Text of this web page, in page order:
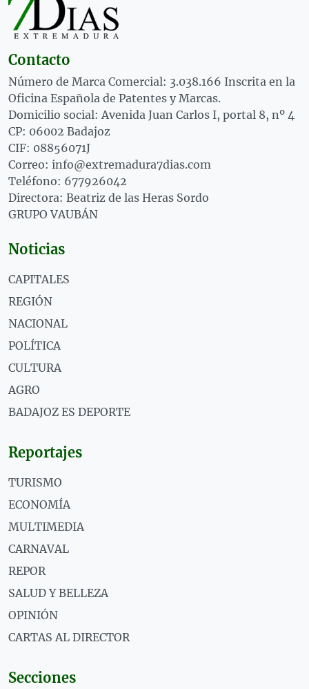
Contacto
Número de Marca Comercial: 3.038.166 Inscrita en la
Oficina Española de Patentes y Marcas.
Domicilio social: Avenida Juan Carlos I, portal 8, nº 4
CP: 06002 Badajoz
CIF: 08856071J
Correo: info@extremadura7dias.com
Teléfono: 677926042
Directora: Beatriz de las Heras Sordo
GRUPO VAUBÁN
Noticias
CAPITALES
REGIÓN
NACIONAL
POLÍTICA
CULTURA
AGRO
BADAJOZ ES DEPORTE
Reportajes
TURISMO
ECONOMÍA
MULTIMEDIA
CARNAVAL
REPOR
SALUD Y BELLEZA
OPINIÓN
CARTAS AL DIRECTOR
Secciones